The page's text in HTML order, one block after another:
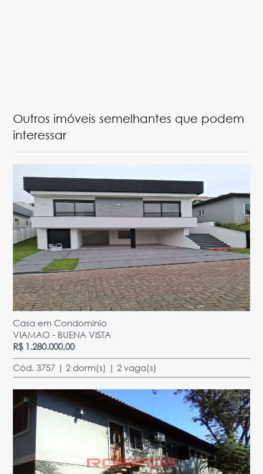
Outros imóveis semelhantes que podem
interessar
Casa em Condomínio
VIAMAO - BUENA VISTA
R$ 1.280.000,00
Cód. 3757 | 2 dorm(s) | 2 vaga(s)